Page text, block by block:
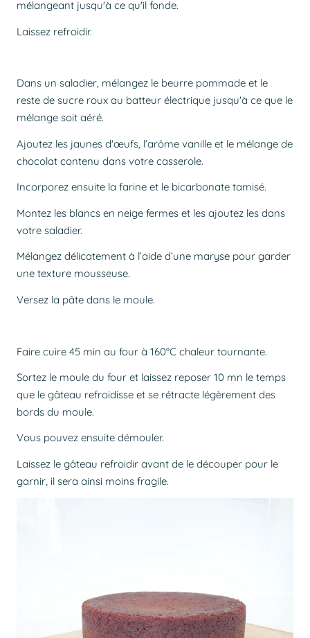
mélangeant jusqu'à ce qu'il fonde.
Laissez refroidir.
Dans un saladier, mélangez le beurre pommade et le
reste de sucre roux au batteur électrique jusqu'à ce que le
mélange soit aéré.
Ajoutez les jaunes d'œufs, l’arôme vanille et le mélange de
chocolat contenu dans votre casserole.
Incorporez ensuite la farine et le bicarbonate tamisé.
Montez les blancs en neige fermes et les ajoutez les dans
votre saladier.
Mélangez délicatement à l’aide d’une maryse pour garder
une texture mousseuse.
Versez la pâte dans le moule.
Faire cuire 45 min au four à 160°C chaleur tournante.
Sortez le moule du four et laissez reposer 10 mn le temps
que le gâteau refroidisse et se rétracte légèrement des
bords du moule.
Vous pouvez ensuite démouler.
Laissez le gâteau refroidir avant de le découper pour le
garnir, il sera ainsi moins fragile.